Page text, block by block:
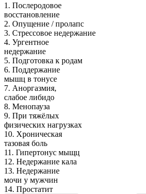
1. Послеродовое
восстановление
2. Опущение / пролапс
3. Стрессовое недержание
4. Ургентное
недержание
5. Подготовка к родам
6. Поддержание
мышц в тонусе
7. Аноргазмия,
слабое либидо
8. Менопауза
9. При тяжёлых
физических нагрузках
10. Хроническая
тазовая боль
11. Гипертонус мыщц
12. Недержание кала
13. Недержание
мочи у мужчин
14. Простатит